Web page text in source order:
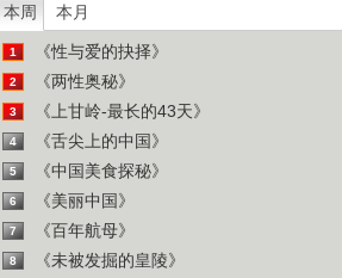
本周 本月
1 《性与爱的抉择》
2 《两性奥秘》
3 《上甘岭-最长的43天》
4 《舌尖上的中国》
5 《中国美食探秘》
6 《美丽中国》
7 《百年航母》
8 《未被发掘的皇陵》